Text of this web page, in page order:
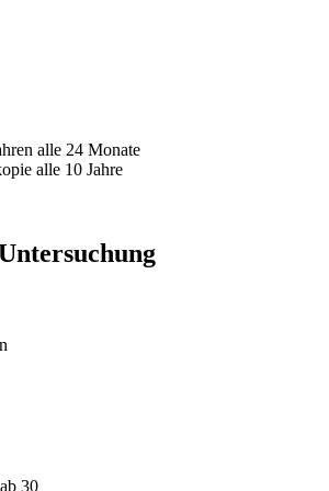
alle 24 Monate
alle 10 Jahre
30